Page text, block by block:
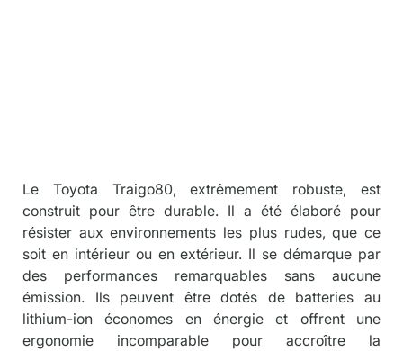
Le Toyota Traigo80, extrêmement robuste, est
construit pour être durable. Il a été élaboré pour
résister aux environnements les plus rudes, que ce
soit en intérieur ou en extérieur. Il se démarque par
des performances remarquables sans aucune
émission. Ils peuvent être dotés de batteries au
lithium-ion économes en énergie et offrent une
ergonomie incomparable pour accroître la